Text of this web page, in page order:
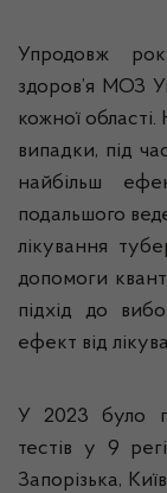
Упродовж
здоров’я МОЗ
кожної
випадки, під
найбільш
подальшого
лікування
допомоги
підхід до
ефект від
У 2023 було
тестів у 9
Запорізька,